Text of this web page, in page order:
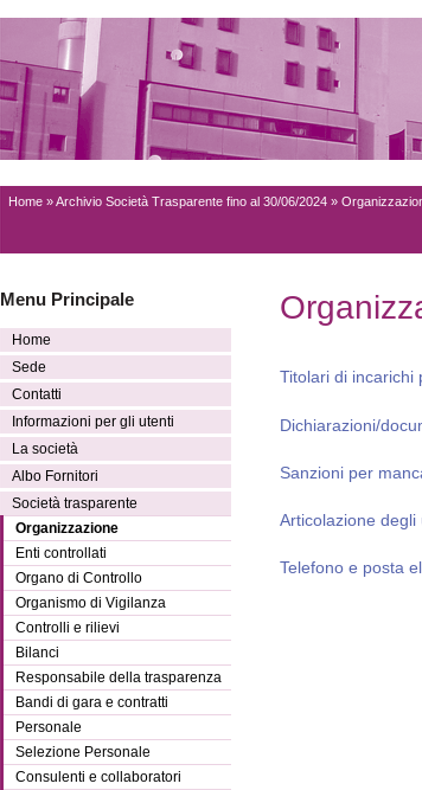
Home »Archivio Società Trasparente fino al 30/06/2024 »
Menu Principale
Home
Sede
Contatti
Informazioni per gli utenti
La società
Albo Fornitori
Società trasparente
Organizzazione
Enti controllati
Organo di Controllo
Organismo di Vigilanza
Controlli e rilievi
Bilanci
Responsabile della trasparenza
Bandi di gara e contratti
Personale
Selezione Personale
Consulenti e collaboratori
Titolari di incarichi
Dichiarazioni/
Sanzioni per
Articolazione
Telefono e posta